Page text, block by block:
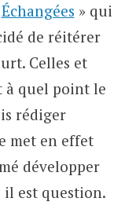
Échangées » qui
de réitérer
Celles et
à quel point le
rédiger
met en effet
développer
il est question.